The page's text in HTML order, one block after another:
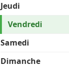
Jeudi
Vendredi
Samedi
Dimanche